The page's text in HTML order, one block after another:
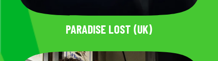
PARADISE LOST (UK)